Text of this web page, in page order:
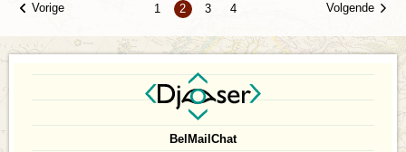
Vorige 1 2 3 4 Volgende
Bel Mail Chat